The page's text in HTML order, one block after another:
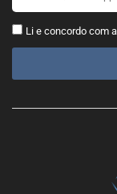
Li e concordo com a